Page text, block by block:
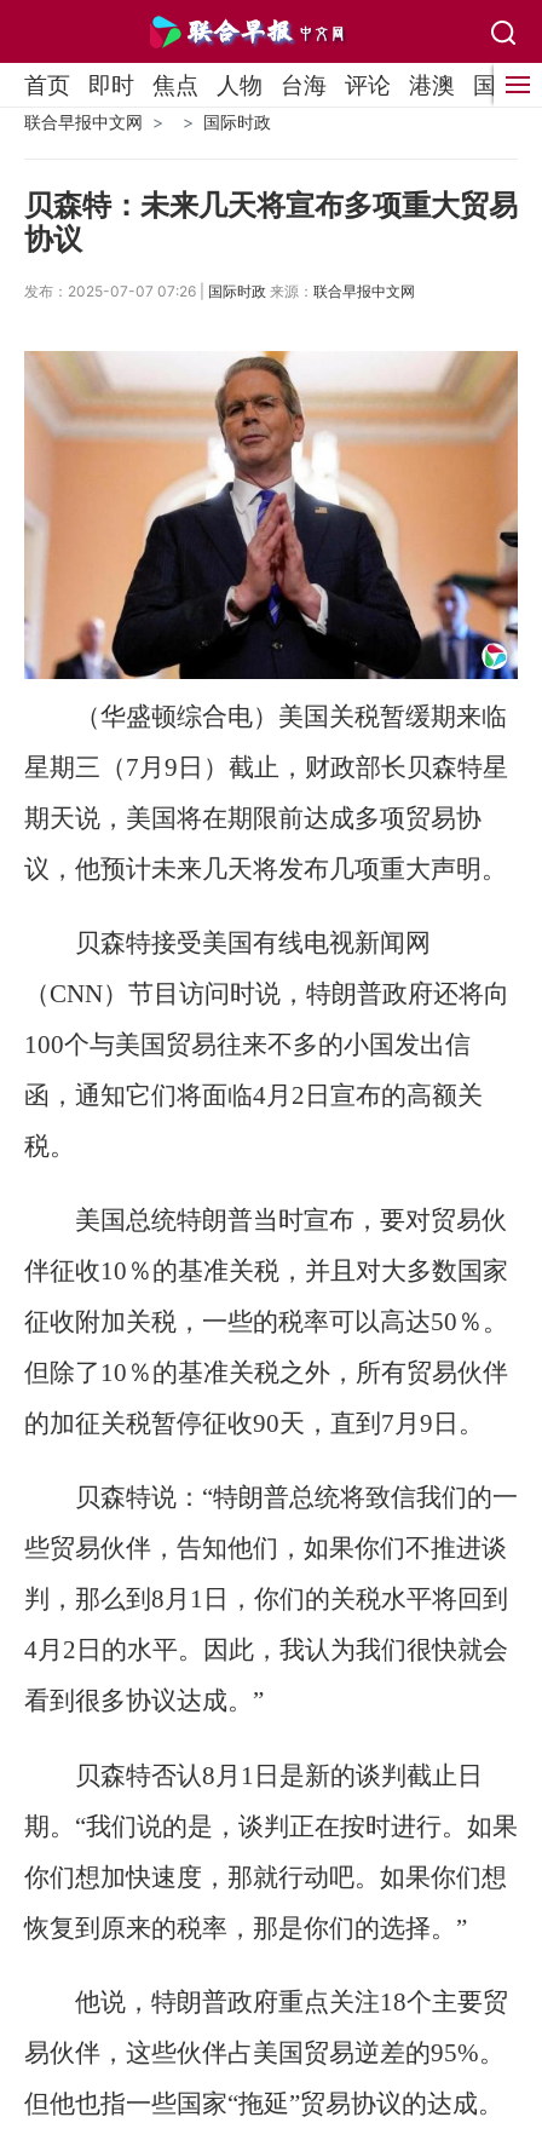
首页 即时 焦点 人物 台海 评论 港澳 国际
联合早报中文网 国际时政
贝森特：未来几天将宣布多项重大贸易
协议
发布：2025-07-07 07:26 | 国际时政 来源： 联合早报中文网
（华盛顿综合电）美国关税暂缓期来临
星期三（7月9日）截止，财政部长贝森特星
期天说，美国将在期限前达成多项贸易协
议，他预计未来几天将发布几项重大声明。
贝森特接受美国有线电视新闻网
（CNN）节目访问时说，特朗普政府还将向
100个与美国贸易往来不多的小国发出信
函，通知它们将面临4月2日宣布的高额关
税。
美国总统特朗普当时宣布，要对贸易伙
伴征收10％的基准关税，并且对大多数国家
征收附加关税，一些的税率可以高达50％。
但除了10％的基准关税之外，所有贸易伙伴
的加征关税暂停征收90天，直到7月9日。
贝森特说：“特朗普总统将致信我们的一
些贸易伙伴，告知他们，如果你们不推进谈
判，那么到8月1日，你们的关税水平将回到
4月2日的水平。因此，我认为我们很快就会
看到很多协议达成。”
贝森特否认8月1日是新的谈判截止日
期。“我们说的是，谈判正在按时进行。如果
你们想加快速度，那就行动吧。如果你们想
恢复到原来的税率，那是你们的选择。”
他说，特朗普政府重点关注18个主要贸
易伙伴，这些伙伴占美国贸易逆差的95%。
但他也指一些国家“拖延”贸易协议的达成。